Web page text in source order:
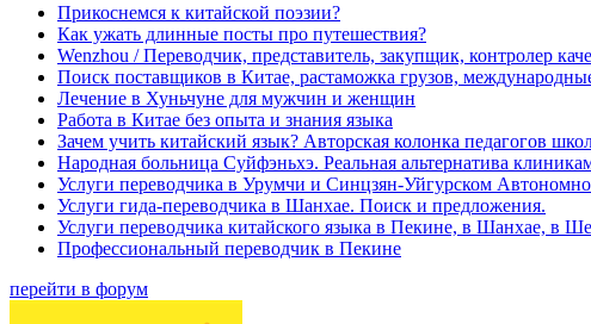
Прикоснемся к китайской поэзии?
Как ужать длинные посты про путешествия?
Wenzhou / Переводчик, представитель, закупщик, контролер
Поиск поставщиков в Китае, растаможка грузов,
Лечение в Хуньчуне для мужчин и женщин
Работа в Китае без опыта и знания языка
Зачем учить китайский язык? Авторская колонка педагогов
Народная больница Суйфэньхэ. Реальная альтернатива
Услуги переводчика в Урумчи и Синцзян-Уйгурском
Услуги гида-переводчика в Шанхае. Поиск и предложения.
Услуги переводчика китайского языка в Пекине, в Шанхае, в
Профессиональный переводчик в Пекине
перейти в форум